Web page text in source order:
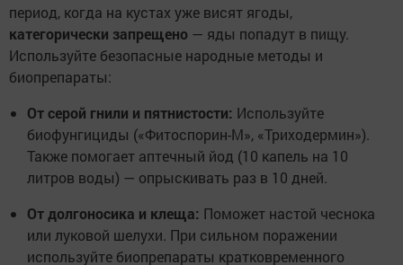
период, когда на кустах уже висят ягоды,
категорически запрещено — яды попадут в пищу.
Используйте безопасные народные методы и
биопрепараты:
От серой гнили и пятнистости: Используйте
биофунгициды («Фитоспорин-М», «Триходермин»).
Также помогает аптечный йод (10 капель на 10
литров воды) — опрыскивать раз в 10 дней.
От долгоносика и клеща: Поможет настой чеснока
или луковой шелухи. При сильном поражении
используйте биопрепараты кратковременного